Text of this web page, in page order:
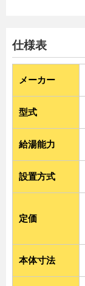
仕様表
メーカー
型式
給湯能力
設置方式
定価
本体寸法